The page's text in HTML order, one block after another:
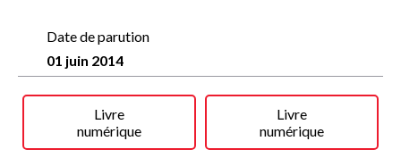
Alain Brossat, philosophe et enseignant à l'université Paris
VIII, a voulu entreprendre cette tâche en relisant Hannah
jeux de mémoire et aux enjeux politiques, il élabore une
histoire comparée des différentes scènes de l'extrême
Auschwitz, la Kolyma, Hiroshima.
Date de parution
01 juin 2014
Livre
numérique
Livre
numérique